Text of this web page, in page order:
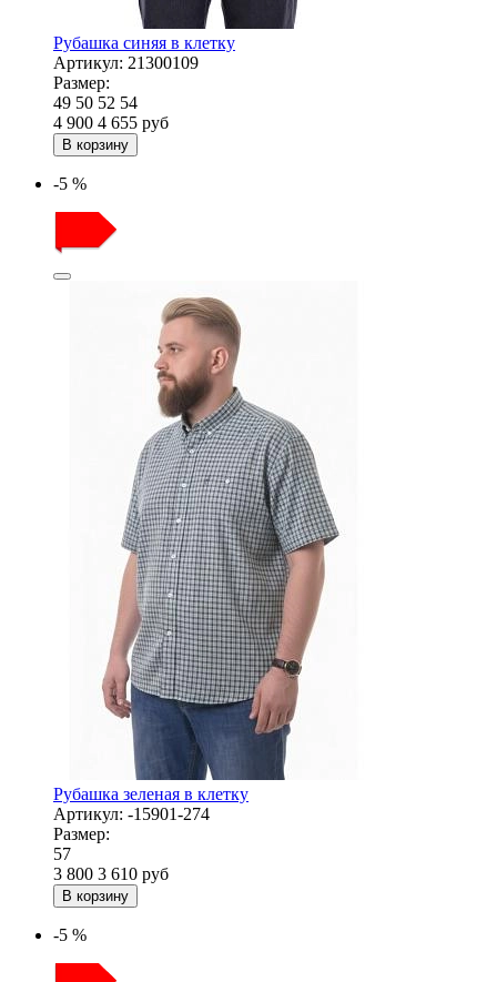
Рубашка синяя в клетку
Артикул: 21300109
Размер:
49 50 52 54
4 900 4 655 руб
В корзину
-5 %
Рубашка зеленая в клетку
Артикул: -15901-274
Размер:
57
3 800 3 610 руб
В корзину
-5 %